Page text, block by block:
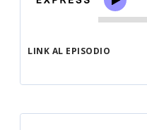
LINK AL EPISODIO